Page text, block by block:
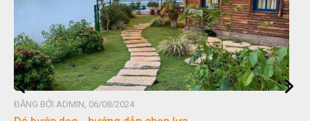
ĐĂNG BỞI ADMIN, 06/08/2024